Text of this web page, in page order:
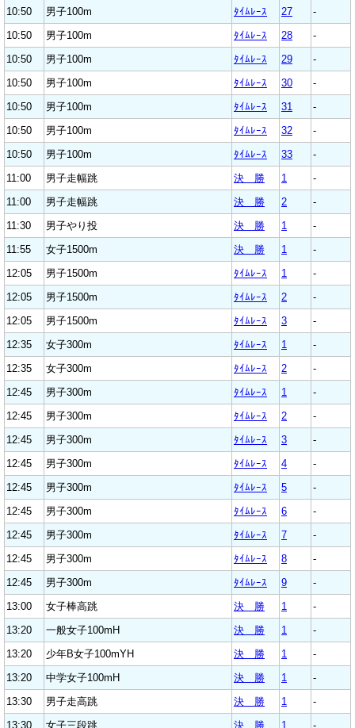
10:50 男子100m ﾀｲﾑﾚｰｽ 27
-
10:50
男子100m ﾀｲﾑﾚｰｽ 28
-
10:50
男子100m ﾀｲﾑﾚｰｽ 29
-
10:50
男子100m ﾀｲﾑﾚｰｽ 30
-
10:50
男子100m ﾀｲﾑﾚｰｽ 31
-
10:50
男子100m ﾀｲﾑﾚｰｽ 32
-
10:50
男子100m ﾀｲﾑﾚｰｽ 33
-
11:00
男子走幅跳 決 勝 1
-
11:00
男子走幅跳 決 勝 2
-
11:30
男子やり投 決 勝 1
-
11:55
女子1500m 決 勝 1
-
12:05
男子1500m ﾀｲﾑﾚｰｽ 1
-
12:05
男子1500m ﾀｲﾑﾚｰｽ 2
-
12:05
男子1500m ﾀｲﾑﾚｰｽ 3
-
12:35
女子300m ﾀｲﾑﾚｰｽ 1
-
12:35
女子300m ﾀｲﾑﾚｰｽ 2
-
12:45
男子300m ﾀｲﾑﾚｰｽ 1
-
12:45
男子300m ﾀｲﾑﾚｰｽ 2
-
12:45
男子300m ﾀｲﾑﾚｰｽ 3
-
12:45
男子300m ﾀｲﾑﾚｰｽ 4
-
12:45
男子300m ﾀｲﾑﾚｰｽ 5
-
12:45
男子300m ﾀｲﾑﾚｰｽ 6
-
12:45
男子300m ﾀｲﾑﾚｰｽ 7
-
12:45
男子300m ﾀｲﾑﾚｰｽ 8
-
12:45
男子300m ﾀｲﾑﾚｰｽ 9
-
13:00
女子棒高跳 決 勝 1
-
13:20
一般女子100mH 決 勝 1
-
13:20
少年B女子100mYH 決 勝 1
-
13:20
中学女子100mH 決 勝 1
-
13:30
男子走高跳 決 勝 1
-
13:30
女子三段跳 決 勝 1
-